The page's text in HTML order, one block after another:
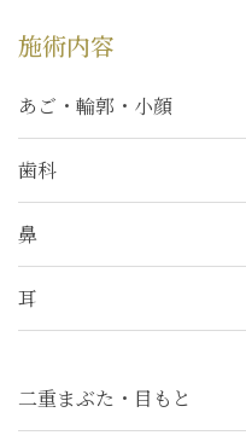
施術内容
あご・輪郭・小顔
歯科
鼻
耳
二重まぶた・目もと